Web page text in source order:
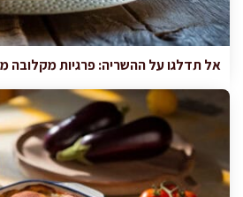
אל תדלגו על ההשריה: פרגיות מקלובה